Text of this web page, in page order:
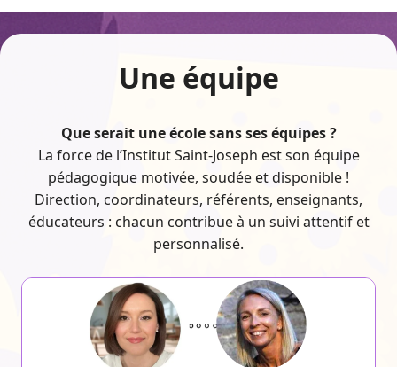
Une équipe
Que serait une école sans ses équipes ?
La force de l’Institut Saint-Joseph est son équipe
pédagogique motivée, soudée et disponible !
Direction, coordinateurs, référents, enseignants,
éducateurs : chacun contribue à un suivi attentif et
personnalisé.